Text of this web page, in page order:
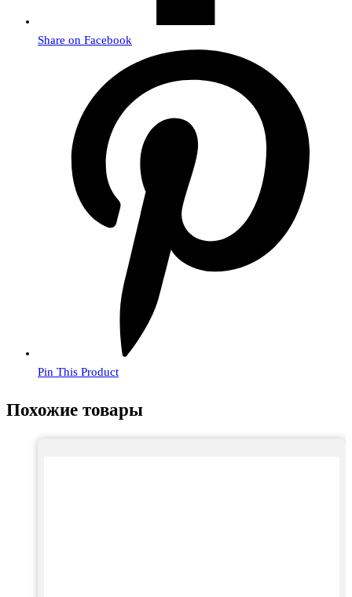
Share on Facebook
Pin This Product
Похожие товары